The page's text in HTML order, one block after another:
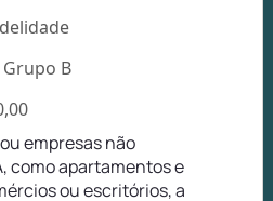
B
empresas não
como apartamentos e
ou escritórios, a